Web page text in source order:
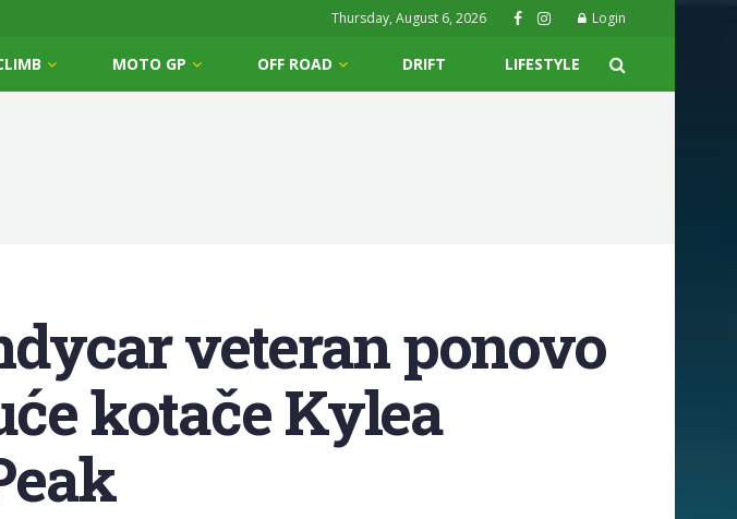
Thursday, August 6, 2026 Login
MOTO GP OFF ROAD DRIFT LIFESTYLE
veteran ponovo
kotače Kylea